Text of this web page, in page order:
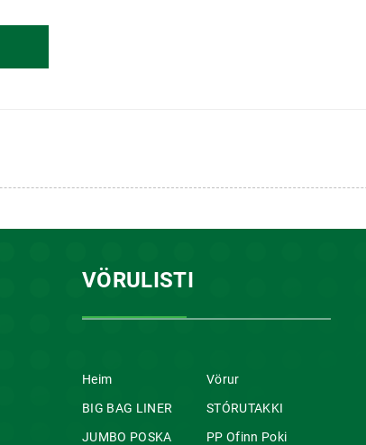
VÖRULISTI
Heim
Vörur
BIG BAG LINER
STÓRUTAKKI
JUMBO POSKA
PP Ofinn Poki